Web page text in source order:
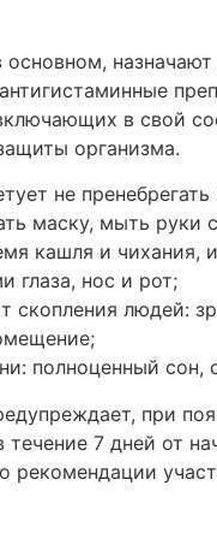
основном,
в свой
организма.
не
маску, мыть
кашля и чихания,
глаза, нос и рот;
скопления людей:
полноценный сон,
при
7 дней от